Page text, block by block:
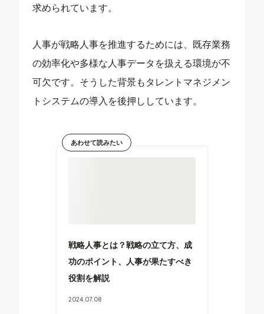
求められています。
人事が戦略人事を推進するためには、既存業務
の効率化や多様な人事データを扱える環境が不
可欠です。そうした背景もタレントマネジメン
トシステムの導入を後押ししています。
あわせて読みたい
戦略人事とは？戦略の立て方、成
功のポイント、人事が果たすべき
役割を解説
2024 07. 08